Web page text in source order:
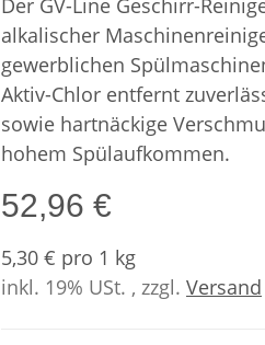
Der GV-Line Geschirr-
alkalischer
gewerblichen
Aktiv-Chlor entfernt
sowie hartnäckige
hohem Spülaufkommen.
52,96 €
5,30 € pro 1 kg
inkl. 19% USt. , zzgl. Versand